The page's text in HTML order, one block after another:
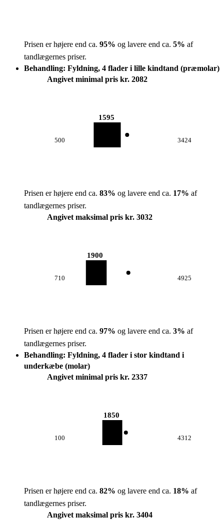
Prisen er højere end ca. 95% og lavere end ca. 5% af
tandlægernes priser.
Behandling: Fyldning, 4 flader i lille kindtand (præmolar)
Angivet minimal pris kr. 2082
500
1595
3424
Prisen er højere end ca. 83% og lavere end ca. 17% af
tandlægernes priser.
Angivet maksimal pris kr. 3032
710
1900
4925
Prisen er højere end ca. 97% og lavere end ca. 3% af
tandlægernes priser.
Behandling: Fyldning, 4 flader i stor kindtand i
underkæbe (molar)
Angivet minimal pris kr. 2337
100
1850
4312
Prisen er højere end ca. 82% og lavere end ca. 18% af
tandlægernes priser.
Angivet maksimal pris kr. 3404